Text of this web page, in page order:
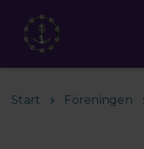
Start Föreningen